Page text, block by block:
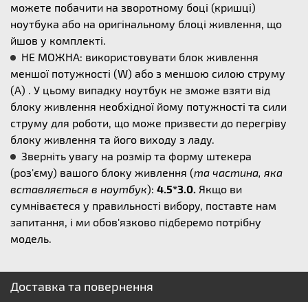
можете побачити на зворотному боці (кришці)
ноутбука або на оригінальному блоці живлення, що
йшов у комплекті.
НЕ МОЖНА: використовувати блок живлення
меншої потужності (W) або з меншою силою струму
(А) . У цьому випадку ноутбук не зможе взяти від
блоку живлення необхідної йому потужності та сили
струму для роботи, що може призвести до перегріву
блоку живлення та його виходу з ладу.
Зверніть увагу на розмір та форму штекера
(роз'єму) вашого блоку живлення (та частина, яка
вставляється в ноутбук): 4.5*3.0. Якщо ви
сумніваєтеся у правильності вибору, поставте нам
запитання, і ми обов'язково підберемо потрібну
модель.
Доставка та повернення